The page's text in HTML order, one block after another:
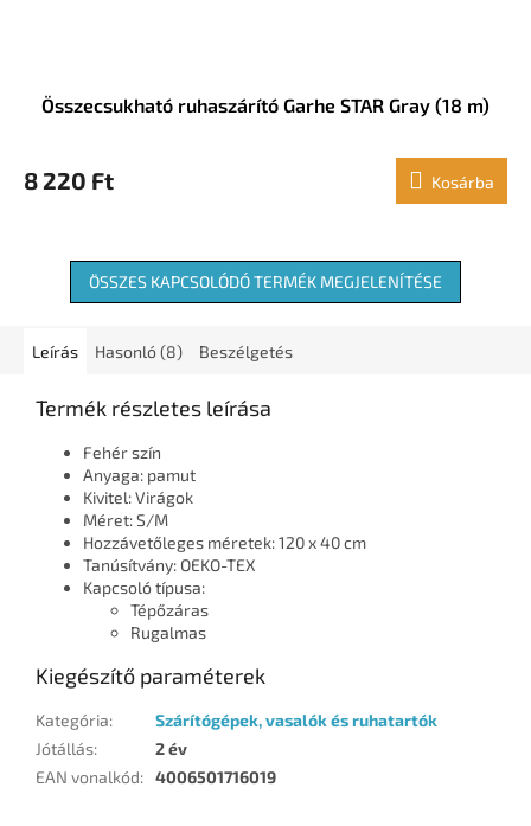
Összecsukható ruhaszárító Garhe STAR Gray (18 m)
8 220 Ft Kosárba
ÖSSZES KAPCSOLÓDÓ TERMÉK MEGJELENÍTÉSE
Leírás Hasonló (8) Beszélgetés
Termék részletes leírása
Fehér szín
Anyaga: pamut
Kivitel: Virágok
Méret: S/M
Hozzávetőleges méretek: 120 x 40 cm
Tanúsítvány: OEKO-TEX
Kapcsoló típusa:
Tépőzáras
Rugalmas
Kiegészítő paraméterek
Kategória:
Szárítógépek, vasalók és ruhatartók
Jótállás:
2 év
EAN vonalkód: 4006501716019